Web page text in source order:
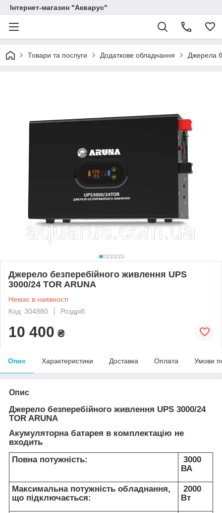
Інтернет-магазин "Акварус"
Товари та послуги Додаткове обладнання Джерела
Джерело безперебійного живлення UPS
3000/24 TOR ARUNA
Немає в наявності
Код: 304880
Роздріб
10 400 ₴
Опис Характеристики Доставка Оплата Умови
Опис
Джерело безперебійного живлення UPS 3000/24
TOR ARUNA
Акумуляторна батарея в комплектацію не
входить
Повна потужність:
3000
ВА
Максимальна потужність обладнання,
що підключається:
2000
Вт